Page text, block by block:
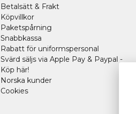
Betalsätt & Frakt
Köpvillkor
Paketspårning
Snabbkassa
Rabatt för uniformspersonal
Svärd säljs via Apple Pay & Paypal -
Köp här!
Norska kunder
Cookies